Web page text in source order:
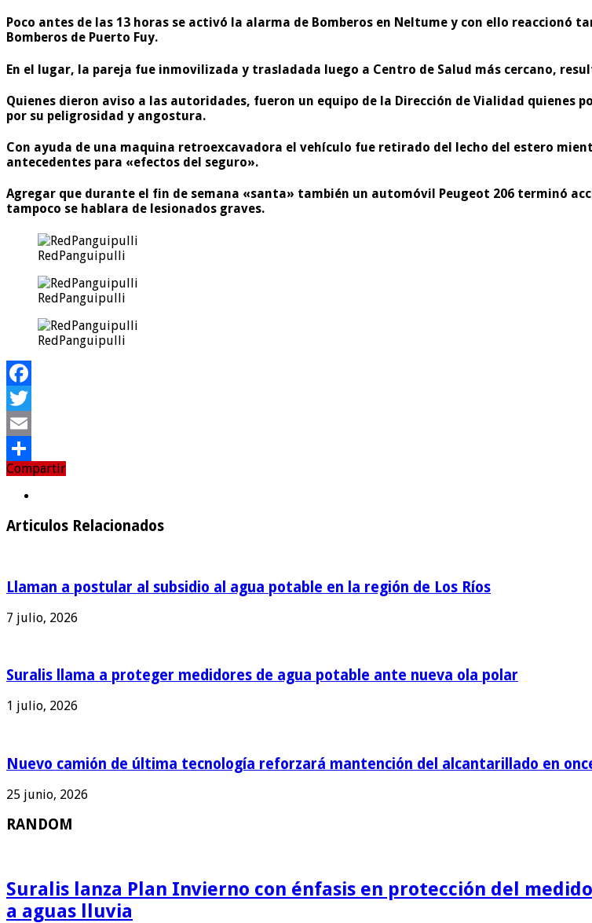
Poco antes de las 13 horas se activó la alarma de Bomberos en Neltume y con ello reaccionó
Bomberos de Puerto Fuy.
En el lugar, la pareja fue inmovilizada y trasladada luego a Centro de Salud más cercano,
Quienes dieron aviso a las autoridades, fueron un equipo de la Dirección de Vialidad
por su peligrosidad y angostura.
Con ayuda de una maquina retroexcavadora el vehículo fue retirado del lecho del estero
antecedentes para «efectos del seguro».
Agregar que durante el fin de semana «santa» también un automóvil Peugeot 206 terminó
tampoco se hablara de lesionados graves.
RedPanguipulli
RedPanguipulli
RedPanguipulli
Facebook
Twitter
Email
Compartir
Compartir
Articulos Relacionados
Llaman a postular al subsidio al agua potable en la región de Los Ríos
7 julio, 2026
Suralis llama a proteger medidores de agua potable ante nueva ola polar
1 julio, 2026
Nuevo camión de última tecnología reforzará mantención del alcantarillado en
25 junio, 2026
RANDOM
Suralis lanza Plan Invierno con énfasis en protección del
a aguas lluvia